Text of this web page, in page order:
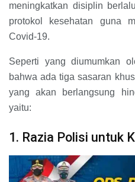
meningkatkan disiplin
protokol kesehatan guna
Covid-19.
Seperti yang diumumkan
bahwa ada tiga sasaran
yang akan berlangsung
yaitu:
1. Razia Polisi untuk